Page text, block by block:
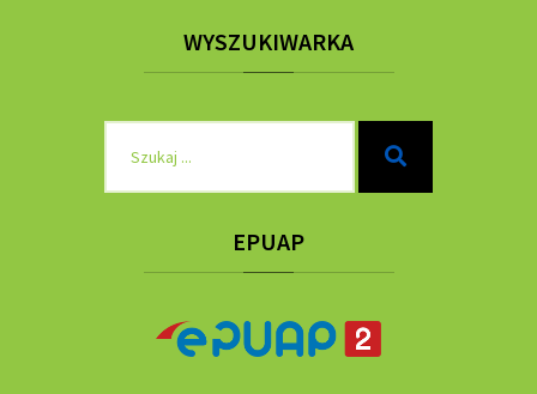
WYSZUKIWARKA
EPUAP